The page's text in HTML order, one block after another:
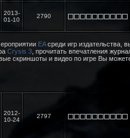
2013-
01-10
2790
EAсреди игр издательства,
Crysis 3 , прочитать впечатления
скриншоты и видео по игре Вы
2012-
10-24
2797